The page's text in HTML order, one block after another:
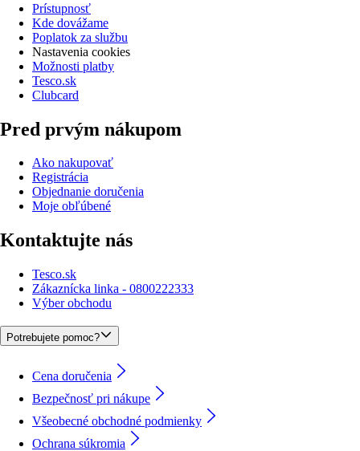
Prístupnosť
Kde dovážame
Poplatok za službu
Nastavenia cookies
Možnosti platby
Tesco.sk
Clubcard
Pred prvým nákupom
Ako nakupovať
Registrácia
Objednanie doručenia
Moje obľúbené
Kontaktujte nás
Tesco.sk
Zákaznícka linka - 0800222333
Výber obchodu
Potrebujete pomoc?
Cena doručenia
Bezpečnosť pri nákupe
Všeobecné obchodné podmienky
Ochrana súkromia